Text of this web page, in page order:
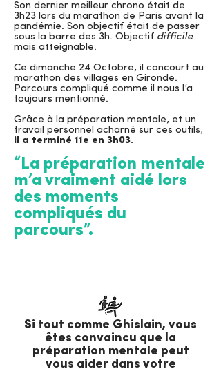
Son dernier meilleur chrono était de
3h23 lors du marathon de Paris avant la
pandémie. Son objectif était de passer
sous la barre des 3h. Objectif difficile
mais atteignable.
Ce dimanche 24 Octobre, il concourt au
marathon des villages en Gironde.
Parcours compliqué comme il nous l’a
toujours mentionné.
Grâce à la préparation mentale, et un
travail personnel acharné sur ces outils,
il a terminé 11e en 3h03.
“La préparation mentale
m’a vraiment aidé lors
des moments
compliqués du
parcours”.
​Si tout comme Ghislain, vous
êtes convaincu que la
préparation mentale peut
vous aider dans votre